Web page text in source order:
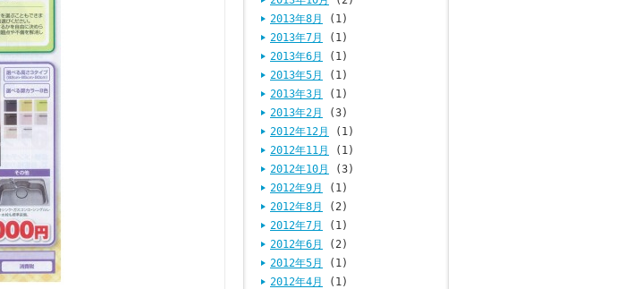
2013年8月
(1)
2013年7月
(1)
2013年6月
(1)
2013年5月
(1)
2013年3月
(1)
2013年2月
(3)
2012年12月
(1)
2012年11月
(1)
2012年10月
(3)
2012年9月
(1)
2012年8月
(2)
2012年7月
(1)
2012年6月
(2)
2012年5月
(1)
2012年4月
(1)